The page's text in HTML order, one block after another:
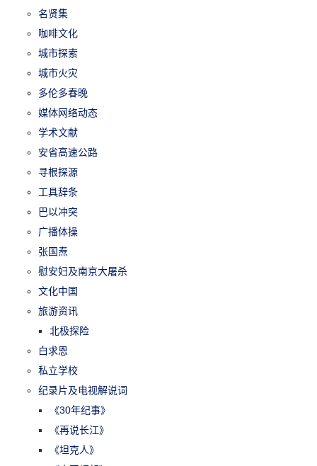
名贤集
咖啡文化
城市探索
城市火灾
多伦多春晚
媒体网络动态
学术文献
安省高速公路
寻根探源
工具辞条
巴以冲突
广播体操
张国焘
慰安妇及南京大屠杀
文化中国
旅游资讯
北极探险
白求恩
私立学校
纪录片及电视解说词
《30年纪事》
《再说长江》
《坦克人》